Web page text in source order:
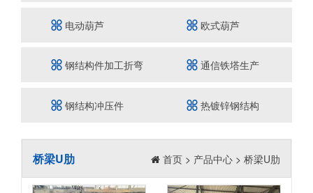
电动葫芦 欧式葫芦
钢结构件加工折弯
冲孔焊接
通信铁塔生产
钢结构冲压件 热镀锌钢结构
桥梁U肋 首页 > 产品中心 > 桥梁U肋